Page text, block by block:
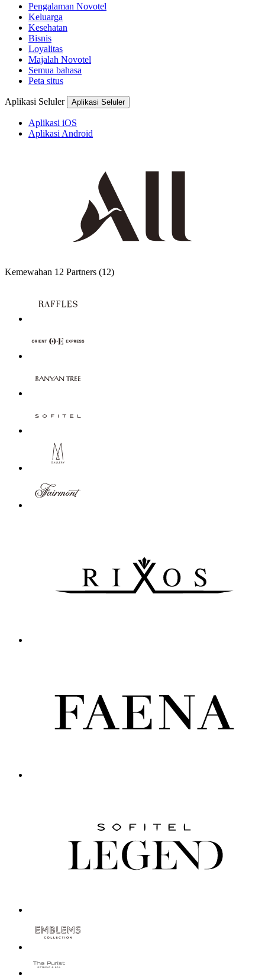
Pengalaman Novotel
Keluarga
Kesehatan
Bisnis
Loyalitas
Majalah Novotel
Semua bahasa
Peta situs
Aplikasi Seluler Aplikasi Seluler
Aplikasi iOS
Aplikasi Android
Kemewahan 12 Partners (12)